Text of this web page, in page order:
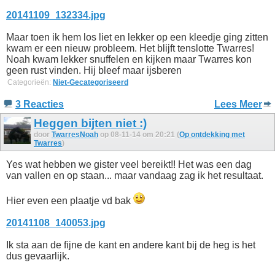
20141109_132334.jpg
Maar toen ik hem los liet en lekker op een kleedje ging zitten
kwam er een nieuw probleem. Het blijft tenslotte Twarres!
Noah kwam lekker snuffelen en kijken maar Twarres kon
geen rust vinden. Hij bleef maar ijsberen
Categorieën: Niet-Gecategoriseerd
3 Reacties Lees Meer
Heggen bijten niet :)
door TwarresNoah op 08-11-14 om 20:21 (Op ontdekking met
Twarres)
Yes wat hebben we gister veel bereikt!! Het was een dag
van vallen en op staan... maar vandaag zag ik het resultaat.
Hier even een plaatje vd bak
20141108_140053.jpg
Ik sta aan de fijne de kant en andere kant bij de heg is het
dus gevaarlijk.